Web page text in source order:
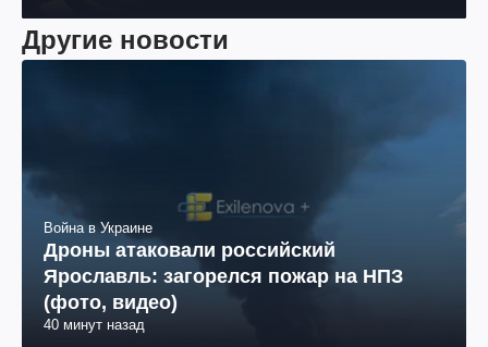
Другие новости
Война в Украине
Дроны атаковали российский
Ярославль: загорелся пожар на НПЗ
(фото, видео)
40 минут назад